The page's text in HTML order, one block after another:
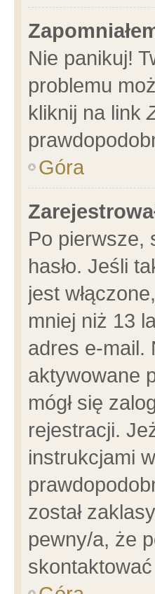
Nie panikuj!
problemu
kliknij na link
Góra
Po pierwsze,
hasło. Jeśli
jest
mniej niż 13
adres e-mail.
aktywowane
mógł się
rejestracji.
instrukcjami
został
pewny/a, że